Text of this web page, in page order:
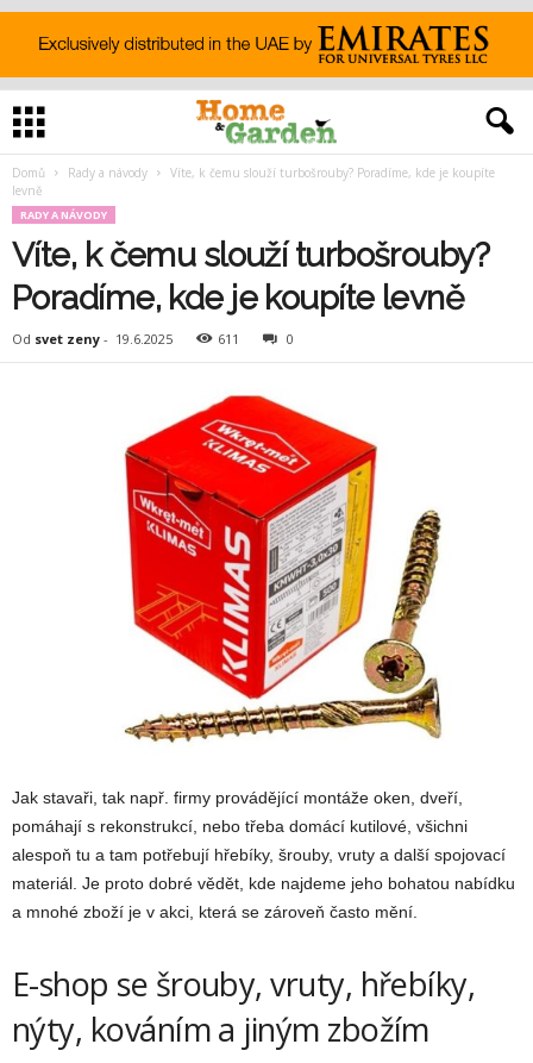
Domů Rady a návody
Víte, k čemu slouží turbošrouby? Poradíme, kde je koupíte
levně
RADY A NÁVODY
Víte, k čemu slouží turbošrouby?
Poradíme, kde je koupíte levně
Od svet zeny - 19.6.2025 611 0
Jak stavaři, tak např. firmy provádějící montáže oken, dveří,
pomáhají s rekonstrukcí, nebo třeba domácí kutilové, všichni
alespoň tu a tam potřebují hřebíky, šrouby, vruty a další spojovací
materiál. Je proto dobré vědět, kde najdeme jeho bohatou nabídku
a mnohé zboží je v akci, která se zároveň často mění.
E-shop se šrouby, vruty, hřebíky,
nýty, kováním a jiným zbožím